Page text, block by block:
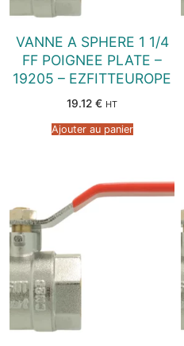
VANNE A SPHERE 1 1/4
FF POIGNEE PLATE –
19205 – EZFITTEUROPE
19.12 € HT
Ajouter au panier